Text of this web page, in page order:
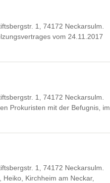
1, 74172 Neckarsulm.
vom 24.11.2017
1, 74172 Neckarsulm.
Prokuristen mit der Befugnis, im
1, 74172 Neckarsulm.
Kirchheim am Neckar,